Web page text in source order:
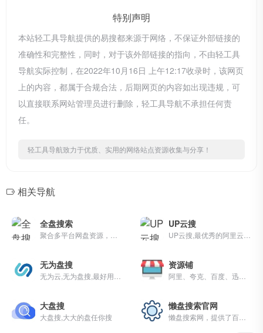
特别声明
本站轻工具导航提供的易搜都来源于网络，不保证外部链接的
准确性和完整性，同时，对于该外部链接的指向，不由轻工具
导航实际控制，在2022年10月16日 上午12:17收录时，该网页
上的内容，都属于合规合法，后期网页的内容如出现违规，可
以直接联系网站管理员进行删除，轻工具导航不承担任何责
任。
轻工具导航致力于优质、实用的网络站点资源收集与分享！
相关导航
全盘搜索 UP云搜
无为盘搜 资源铺
大盘搜
大盘搜,大大的盘任你搜
懒盘搜索官网